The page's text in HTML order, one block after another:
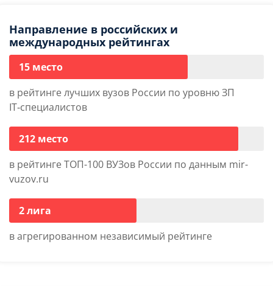
Направление в российских и
международных рейтингах
15 место
в рейтинге лучших вузов России по уровню ЗП
IT‑специалистов
212 место
в рейтинге ТОП-100 ВУЗов России по данным mir-
vuzov.ru
2 лига
в агрегированном независимый рейтинге